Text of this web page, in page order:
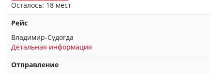
Осталось: 18 мест
Рейс
Владимир-Судогда
Детальная информация
Отправление